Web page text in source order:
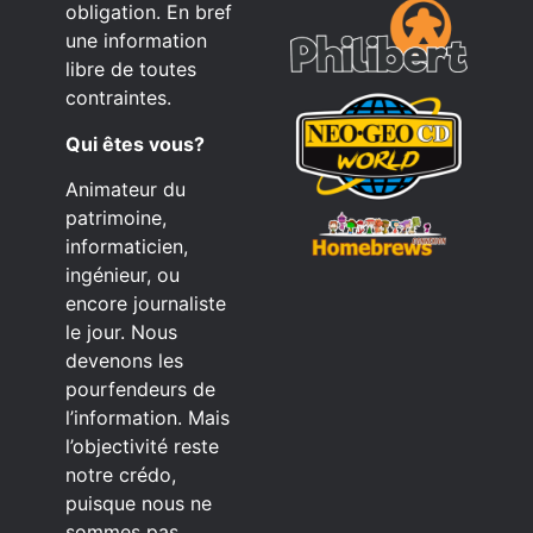
obligation. En bref
une information
libre de toutes
contraintes.
Qui êtes vous?
Animateur du
patrimoine,
informaticien,
ingénieur, ou
encore journaliste
le jour. Nous
devenons les
pourfendeurs de
l’information. Mais
l’objectivité reste
notre crédo,
puisque nous ne